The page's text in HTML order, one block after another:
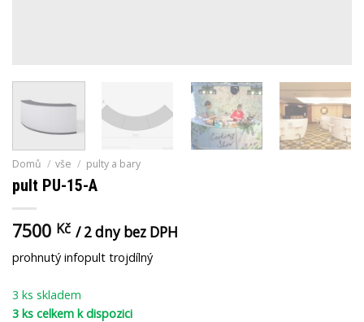
Domů / vše / pulty a bary
pult PU-15-A
7500 Kč / 2 dny bez DPH
prohnutý infopult trojdílný
3 ks skladem
3 ks celkem k dispozici